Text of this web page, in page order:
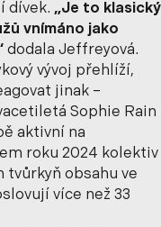
dívek. „Je to klasický
vnímáno jako
dodala Jeffreyová.
vývoj přehlíží,
jinak –
Sophie Rain
aktivní na
roku 2024 kolektiv
tvůrkyň obsahu ve
více než 33